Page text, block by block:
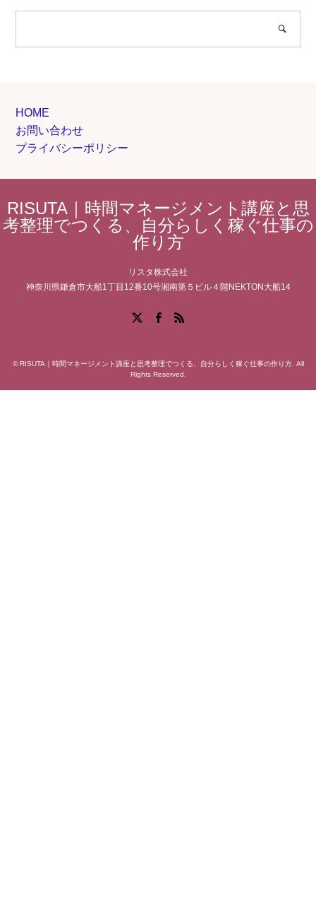
HOME
お問い合わせ
プライバシーポリシー
RISUTA｜時間マネージメント講座と思
考整理でつくる、自分らしく稼ぐ仕事の
作り方
リスタ株式会社
神奈川県鎌倉市大船1丁目12番10号湘南第５ビル４階NEKTON大船14
©RISUTA｜時間マネージメント講座と思考整理でつくる、自分らしく稼ぐ仕事の作り方. All
Rights Reserved.